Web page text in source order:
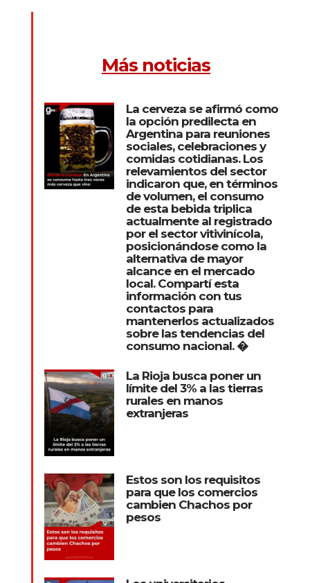
Más noticias
La cerveza se afirmó como
la opción predilecta en
Argentina para reuniones
sociales, celebraciones y
comidas cotidianas. Los
relevamientos del sector
indicaron que, en términos
de volumen, el consumo
de esta bebida triplica
actualmente al registrado
por el sector vitivinícola,
posicionándose como la
alternativa de mayor
alcance en el mercado
local. Compartí esta
información con tus
contactos para
mantenerlos actualizados
sobre las tendencias del
consumo nacional. �
La Rioja busca poner un
límite del 3% a las tierras
rurales en manos
extranjeras
Estos son los requisitos
para que los comercios
cambien Chachos por
pesos